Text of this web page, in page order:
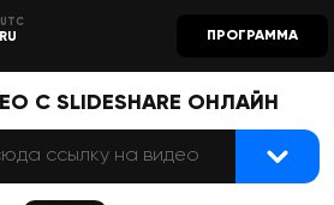
RU ПРОГРАММА
С SLIDESHARE ОНЛАЙН